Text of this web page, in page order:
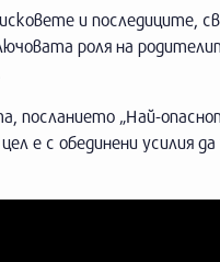
и последиците,
роля на
посланието „Най-
е с обединени усилия да